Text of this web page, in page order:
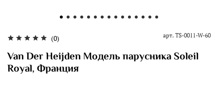
(0) арт. TS-0011-W-60
Van Der Heijden Модель парусника Soleil
Royal, Франция